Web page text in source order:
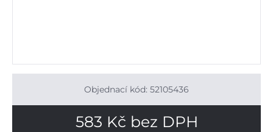
Objednací kód: 52105436
583 Kč bez DPH